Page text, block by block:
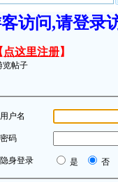
客访问,请登
点这里注册】
览帖子
用户名
密码
隐身登录 是 否